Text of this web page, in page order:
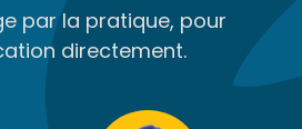
par la pratique, pour
directement.